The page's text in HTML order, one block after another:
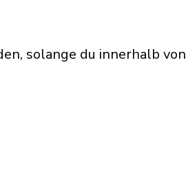
solange du innerhalb von